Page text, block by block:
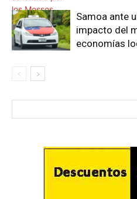
Samoa ante
impacto del
economías